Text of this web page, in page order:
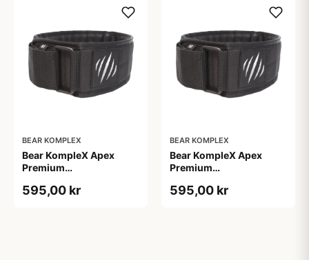
BEAR KOMPLEX
Bear KompleX Apex
Premium
str. L til tunge løft
595,00 kr
BEAR KOMPLEX
Bear KompleX Apex
Premium
str. M
595,00 kr